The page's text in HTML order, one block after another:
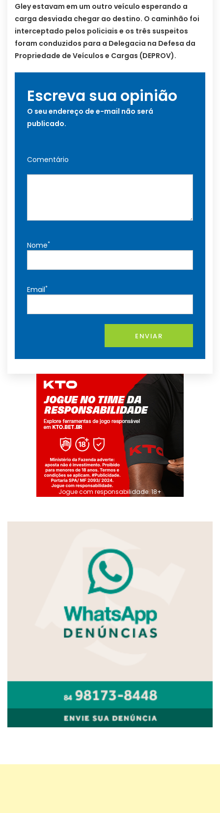
Gley estavam em um outro veículo esperando a
carga desviada chegar ao destino. O caminhão foi
interceptado pelos policiais e os três suspeitos
foram conduzidos para a Delegacia na Defesa da
Propriedade de Veículos e Cargas (DEPROV).
Escreva sua opinião
O seu endereço de e-mail não será
publicado.
Comentário
Nome*
Email*
ENVIAR
Jogue com responsabilidade. 18+